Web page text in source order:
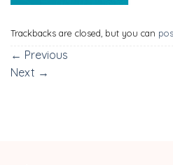
Trackbacks are closed, but you can
← Previous
Next →